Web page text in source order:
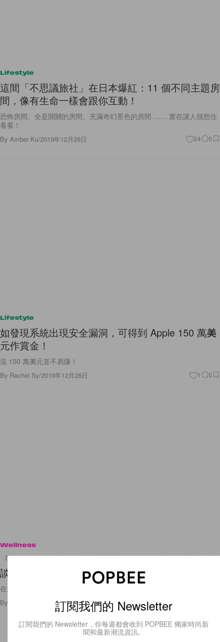
Lifestyle
這間「不思議旅社」在日本爆紅：11 個不同主題房
間，像有生命一樣會跟你互動！
恐怖房間、全是開關的房間、充滿奇幻景色的房間 …… 實在讓人很想住
看看！
By Amber Ku/2019年12月26日 24 0
Lifestyle
如發現系統出現安全漏洞，可得到 Apple 150 萬美
元作賞金！
這 150 萬美元並不易賺！
By Rachel Sy/2019年12月26日 1 0
Wellness
「總是忍不住想那些討厭我的人」IU 演唱會上開腔
談及自己如何從負面情緒走出來！
在最壞的時候，跟自己說一句「辛苦了」，再繼續向前走吧！
By 2019年12月26日
訂閱我們的 Newsletter
訂閱我們的 Newsletter，你每週都會收到 POPBEE 獨家時尚新
聞和最新潮流資訊。